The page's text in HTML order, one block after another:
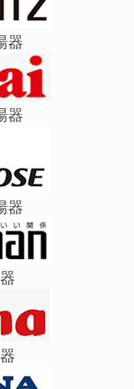
器
器
器